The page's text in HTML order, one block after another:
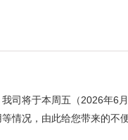
将于本周五（2026年6
情况，由此给您带来的不